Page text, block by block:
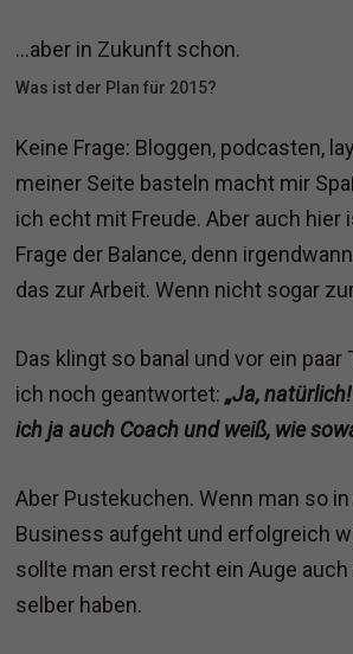
…aber in Zukunft schon.
Was ist der Plan für 2015?
Keine Frage: Bloggen, podcasten,
meiner Seite basteln macht mir
ich echt mit Freude. Aber auch hier
Frage der Balance, denn
das zur Arbeit. Wenn nicht sogar
Das klingt so banal und vor ein paar
ich noch geantwortet:„Ja,
ich ja auch Coach und weiß, wie
Aber Pustekuchen. Wenn man so
Business aufgeht und erfolgreich
sollte man erst recht ein Auge
selber haben.